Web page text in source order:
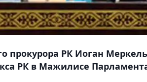
прокурора РК Иоган
РК в Мажилисе